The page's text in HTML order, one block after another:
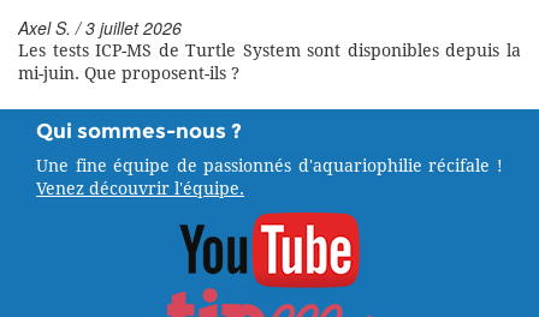
Axel S. / 3 juillet 2026
Les tests ICP-MS de Turtle System sont disponibles depuis la
mi-juin. Que proposent-ils ?
Qui sommes-nous ?
Une fine équipe de passionnés d'aquariophilie récifale !
Venez découvrir l'équipe.